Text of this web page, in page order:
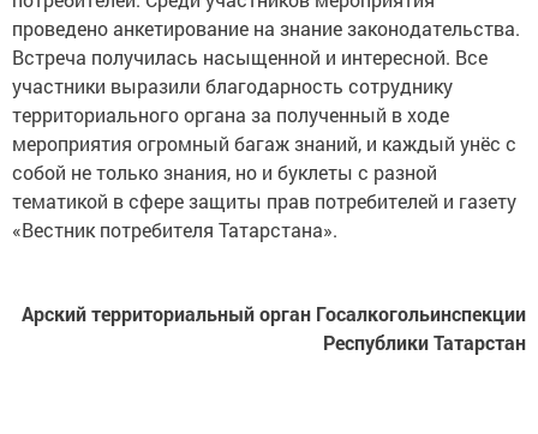
проведено анкетирование на знание законодательства.
Встреча получилась насыщенной и интересной. Все
участники выразили благодарность сотруднику
территориального органа за полученный в ходе
мероприятия огромный багаж знаний, и каждый унёс с
собой не только знания, но и буклеты с разной
тематикой в сфере защиты прав потребителей и газету
«Вестник потребителя Татарстана».
Арский территориальный орган Госалкогольинспекции
Республики Татарстан